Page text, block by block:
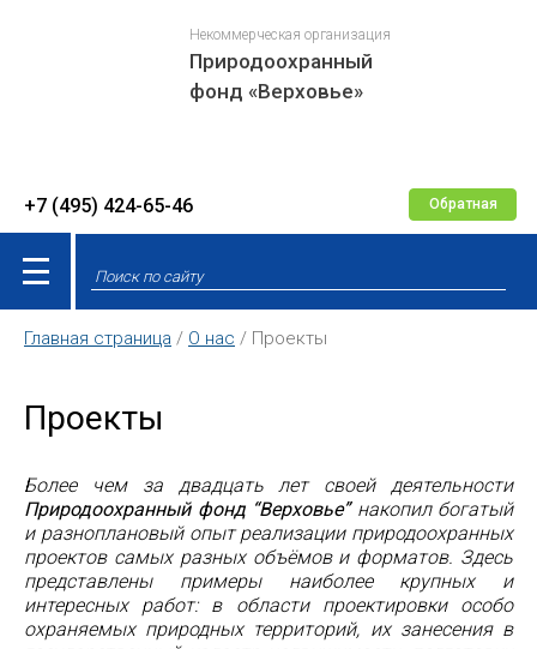
Некоммерческая организация
Природоохранный
фонд «Верховье»
+7 (495) 424-65-46
Обратная
связь
Главная страница / О нас / Проекты
Проекты
Более чем за двадцать лет своей деятельности
Природоохранный фонд “Верховье”накопил богатый
и разноплановый опыт реализации природоохранных
проектов самых разных объёмов и форматов. Здесь
представлены примеры наиболее крупных и
интересных работ: в области проектировки особо
охраняемых природных территорий, их занесения в